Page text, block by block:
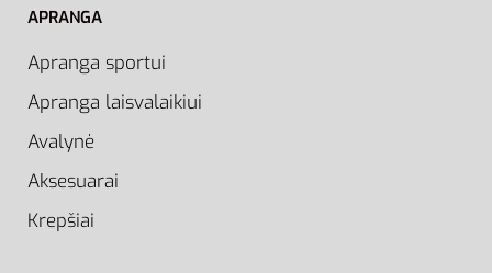
APRANGA
Apranga sportui
Apranga laisvalaikiui
Avalynė
Aksesuarai
Krepšiai